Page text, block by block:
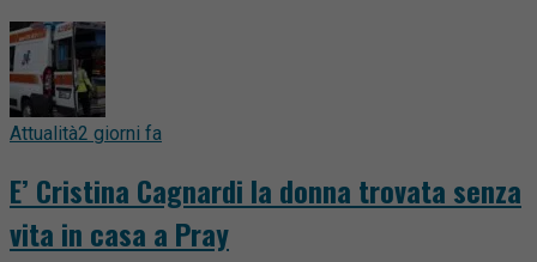
Attualità2 giorni fa
E’ Cristina Cagnardi la donna trovata senza
vita in casa a Pray